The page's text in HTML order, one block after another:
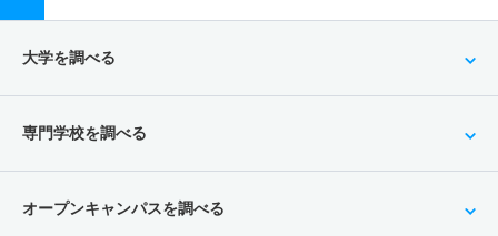
大学を調べる
専門学校を調べる
オープンキャンパスを調べる